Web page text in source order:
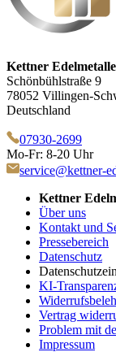
Kettner Edelmetalle
Schönbühlstraße 9
78052 Villingen-
Deutschland
07930-2699
Mo-Fr: 8-20 Uhr
service@kettner-
Kettner
Über uns
Kontakt und
Pressebereich
Datenschutz
KI-
Vertrag
Problem mit
Impressum